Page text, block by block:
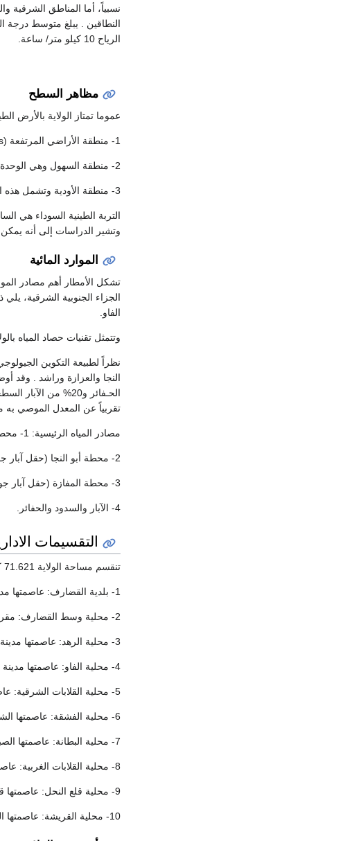
الرياح 10 كيلو متر/ ساعة.
مظاهر السطح
عموما تمتاز الولاية بالأرض
1- منطقة الأراضي المرتفعة (High lands ) وتتركز في جنوب شرق الولاية مع الحدود الدولية مع إثيوبيا، بالإضافة إلى بعض الجبال المنعزلة.
2- منطقة السهول وهي الوحدة السائدة في الولاية وتتميز بوجود أراضي طينية مسطحة أو بسيطة الانحدار.
3- منطقة الأودية وتشمل هذه المنطقة الأرضي الرسوبية حول الأنهار الموسمية (نهر عطبرة، ستيت، الرهد وباسلام).
وتشير الدراسات إلى أنه
الموارد المائية
الجزاء الجنوبية الشرقية،
الفاو.
وتتمثل تقنيات حصاد المياه
نظراً لطبيعة التكوين
تقربياً عن المعدل الموصي به من قبل
مصادر المياه الرئيسية: 1- محطة الشواك على نهر عطبرة.
2- محطة أبو النجا (حقل آبار جوفية).
3- محطة المفازة (حقل آبار جوفية).
4- الآبار والسدود والحفائر.
التقسيمات
تنقسم مساحة الولاية 71.621 كم² إداريا إلى عشر محليات أنشئت وفق معايير الجداول الإدارية وهي محليات:
1- بلدية القضارف: عاصمتها مدينة القضارف.
2- محلية وسط القضارف: مقرها مدينة القضارف.
3- محلية الرهد: عاصمتها مدينة الحواتة .
4- محلية الفاو: عاصمتها مدينة الفاو.
5- محلية القلابات الشرقية: عاصمتها دوكة.
6- محلية الفشقة: عاصمتها الشواك.
7- محلية البطانة: عاصمتها الصباغ.
8- محلية القلابات الغربية: عاصمتها كساب.
9- محلية قلع النحل: عاصمتها قلع النحل.
10- محلية القريشة: عاصمتها القريشة.